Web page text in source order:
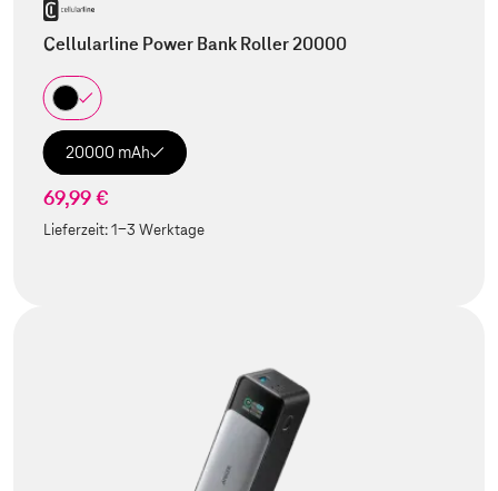
Cellularline Power Bank Roller 20000
20000 mAh
69,99 €
Lieferzeit:1-3 Werktage